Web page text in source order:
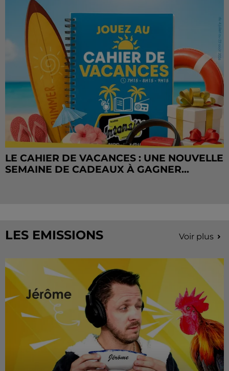
LE CAHIER DE VACANCES : UNE NOUVELLE
SEMAINE DE CADEAUX À GAGNER...
LES EMISSIONS Voir plus